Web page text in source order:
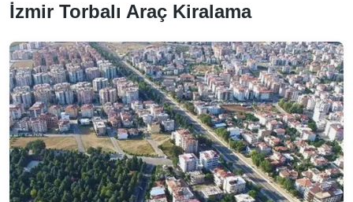
İzmir Torbalı Araç Kiralama